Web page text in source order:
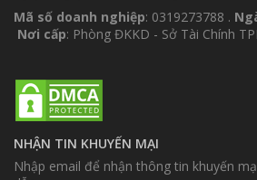
Mã số doanh nghiệp: 0319273788 .
Nơi cấp: Phòng ĐKKD - Sở Tài Chính
NHẬN TIN KHUYẾN MẠI
Nhập email để nhận thông tin khuyến